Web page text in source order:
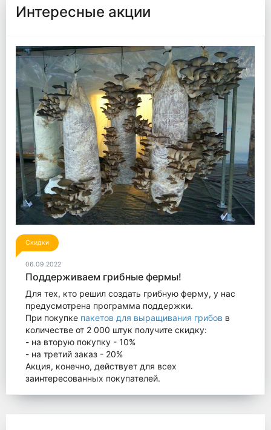
Интересные акции
Скидки
06.09.2022
Поддерживаем грибные фермы!
Для тех, кто решил создать грибную ферму, у нас
предусмотрена программа поддержки.
При покупке пакетов для выращивания грибов в
количестве от 2 000 штук получите скидку:
- на вторую покупку - 10%
- на третий заказ - 20%
Акция, конечно, действует для всех
заинтересованных покупателей.